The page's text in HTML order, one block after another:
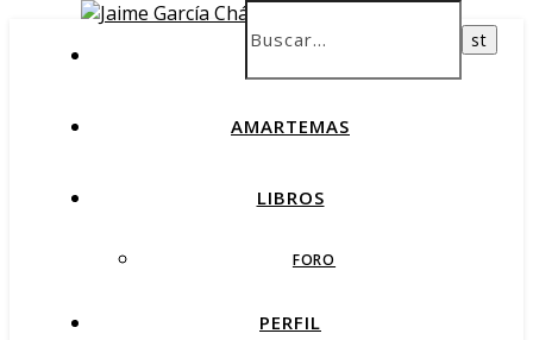
AMARTEMAS
LIBROS
FORO
PERFIL